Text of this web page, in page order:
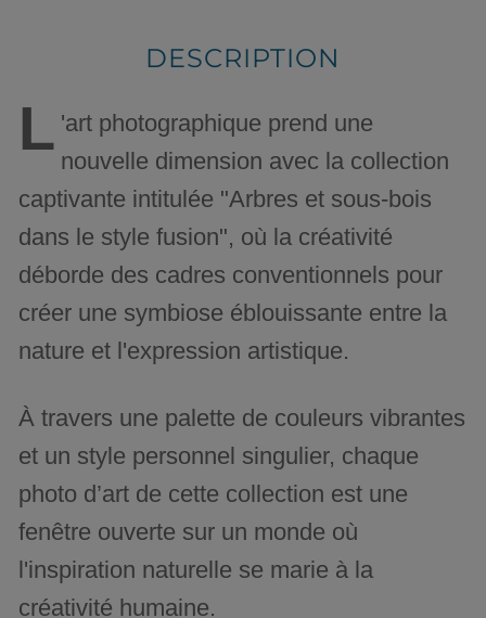
DESCRIPTION
L 'art photographique prend une
nouvelle dimension avec la collection
captivante intitulée "Arbres et sous-bois
dans le style fusion", où la créativité
déborde des cadres conventionnels pour
créer une symbiose éblouissante entre la
nature et l'expression artistique.
À travers une palette de couleurs vibrantes
et un style personnel singulier, chaque
photo d’art de cette collection est une
fenêtre ouverte sur un monde où
l'inspiration naturelle se marie à la
créativité humaine.